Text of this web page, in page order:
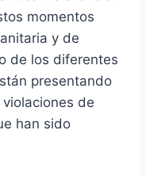
momentos
y de
de los diferentes
presentando
de
han sido